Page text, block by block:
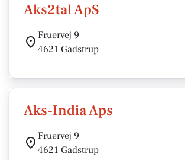
Aks2tal ApS
Fruervej 9
4621 Gadstrup
Aks-India Aps
Fruervej 9
4621 Gadstrup